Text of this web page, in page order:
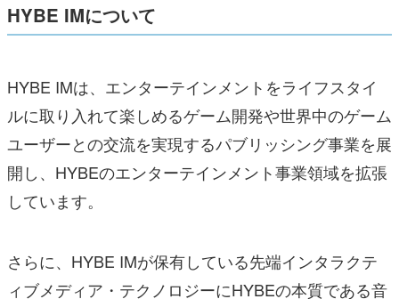
HYBE IMについて
HYBE IMは、エンターテインメントをライフスタイ
ルに取り入れて楽しめるゲーム開発や世界中のゲーム
ユーザーとの交流を実現するパブリッシング事業を展
開し、HYBEのエンターテインメント事業領域を拡張
しています。
さらに、HYBE IMが保有している先端インタラクテ
ィブメディア・テクノロジーにHYBEの本質である音